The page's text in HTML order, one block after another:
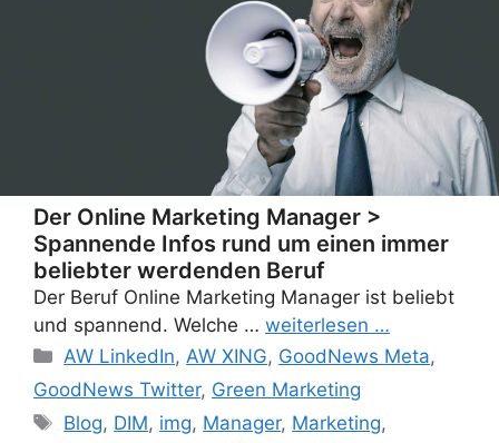
Der Online Marketing Manager >
Spannende Infos rund um einen immer
beliebter werdenden Beruf
Der Beruf Online Marketing Manager ist beliebt
und spannend. Welche … weiterlesen …
Categories
AW LinkedIn,AW XING, GoodNews Meta,
GoodNews Twitter, Green Marketing
Tags
Blog, DIM, img, Manager, Marketing,